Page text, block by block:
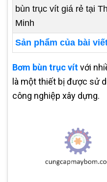
bùn trục vít giá rẻ tại
Minh
Sản phẩm của bài
Bơm bùn trục vítvới
là một thiết bị được sử
công nghiệp xây dựng.